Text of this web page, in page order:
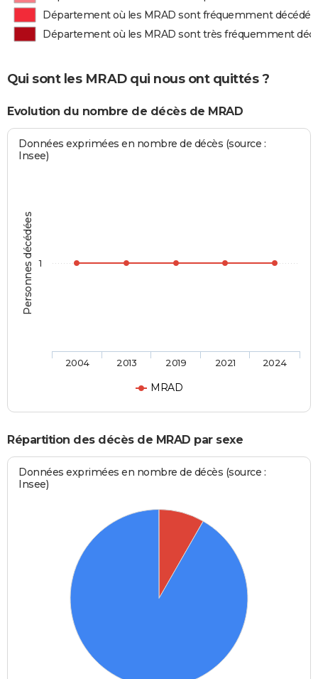
Département où les MRAD sont fréquemment décédés
Département où les MRAD sont très fréquemment
Qui sont les MRAD qui nous ont quittés ?
Evolution du nombre de décès de MRAD
Personnes décédées
Données exprimées en nombre de décès (source :
Insee)
MRAD
2004 2013 2019 2021 2024
1
Répartition des décès de MRAD par sexe
Données exprimées en nombre de décès (source :
Insee)